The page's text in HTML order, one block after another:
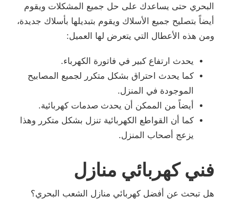
البحري حتى يساعدك على حل جميع المشكلات ويقوم
أيضاً بتصليح جميع الأسلاك ويقوم بتبديلها بأسلاك جديدة،
ومن هذه الأعطال التي يتعرض لها العميل:
يحدث ارتفاع كبير في فاتورة الكهرباء.
كما يحدث احتراق بشكل متكرر لجميع المصابيح
الموجودة في المنزل.
أيضاً من الممكن أن يحدث صدمات كهربائية.
كما أن القواطع الكهربائية تنزل بشكل متكرر وهذا
يزعج أصحاب المنزل.
فني كهربائي منازل
هل تبحث عن أفضل كهربائي منازل الشعب البحري؟